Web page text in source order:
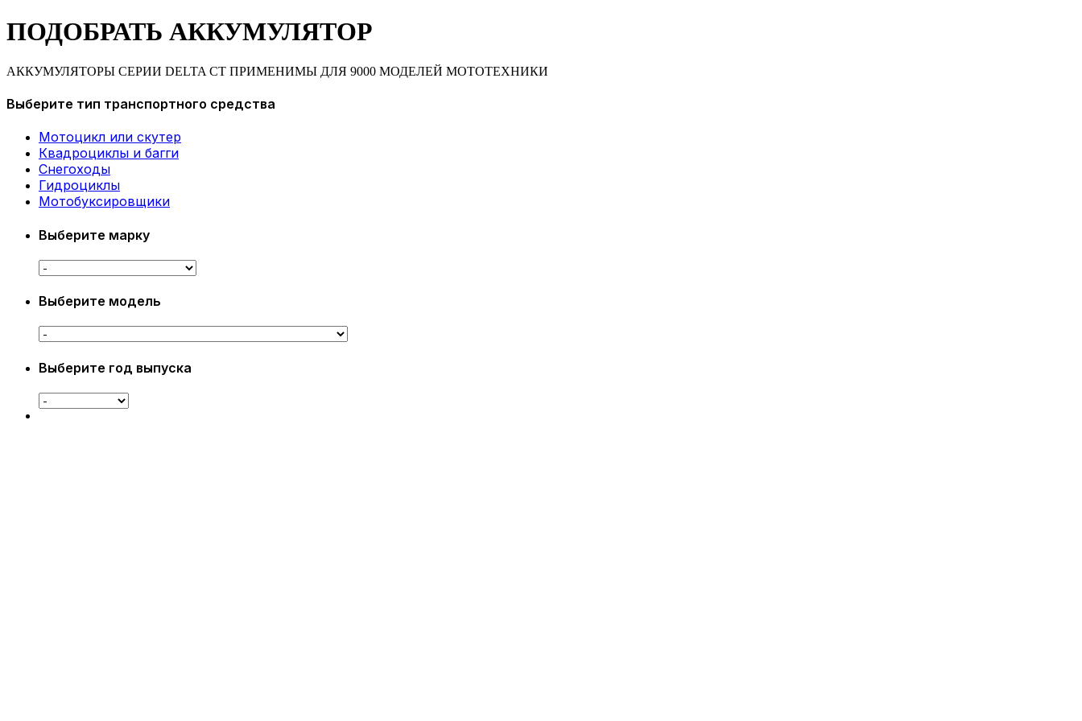
ПОДОБРАТЬ АККУМУЛЯТОР
АККУМУЛЯТОРЫ СЕРИИ DELTA CT ПРИМЕНИМЫ ДЛЯ 9000 МОДЕЛЕЙ МОТОТЕХНИКИ
Выберите тип транспортного средства
Мотоцикл или скутер
Квадроциклы и багги
Снегоходы
Гидроциклы
Мотобуксировщики
Выберите марку
Выберите модель
Выберите год выпуска